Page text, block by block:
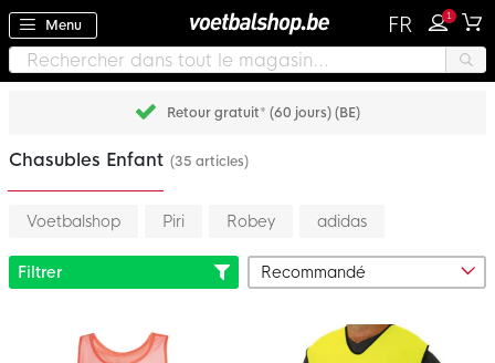
Menu FR 1
Retour gratuit* (60 jours) (BE)
Chasubles Enfant (35 articles)
Voetbalshop Piri Robey adidas
Filtrer